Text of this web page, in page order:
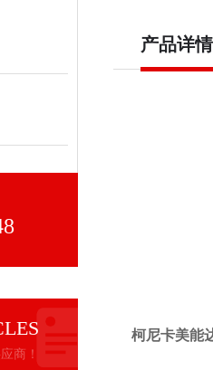
商！
产品详情
柯尼卡美能